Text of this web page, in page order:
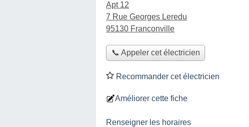
Apt 12
7 Rue Georges Leredu
95130 Franconville
📞 Appeler cet électricien
Recommander cet électricien
Améliorer cette fiche
Renseigner les horaires